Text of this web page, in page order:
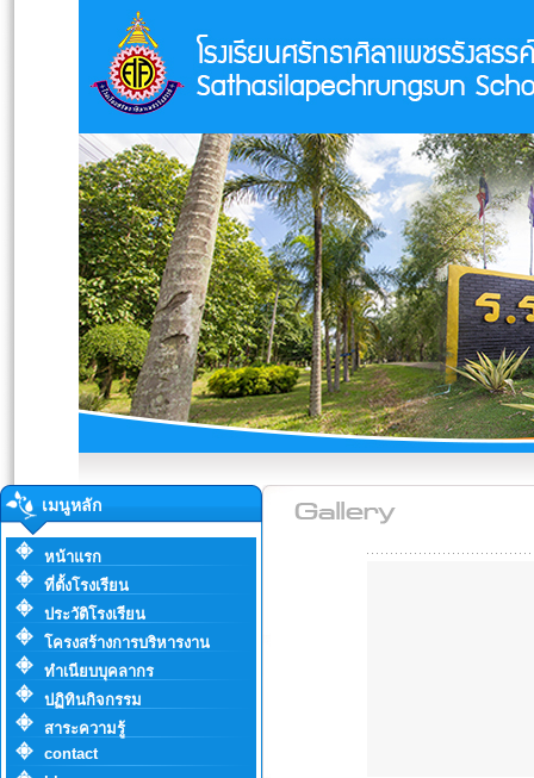
เมนูหลัก
หน้าแรก
ที่ตั้งโรงเรียน
ประวัติโรงเรียน
โครงสร้างการบริหารงาน
ทำเนียบบุคลากร
ปฏิทินกิจกรรม
สาระความรู้
contact